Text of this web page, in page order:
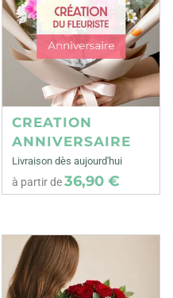
CREATION
ANNIVERSAIRE
Livraison dès aujourd'hui
à partir de36,90 €